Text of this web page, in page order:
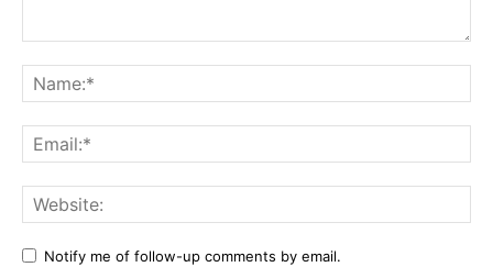
Notify me of follow-up comments by email.